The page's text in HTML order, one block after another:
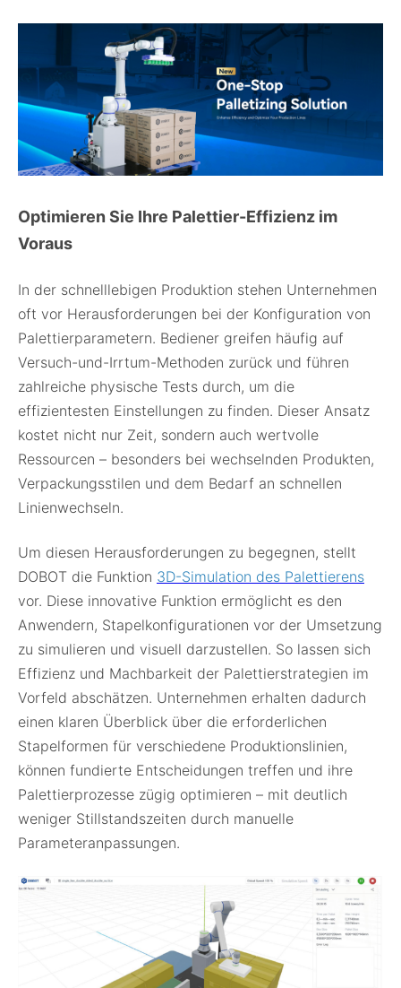
Optimieren Sie Ihre Palettier-Effizienz im
Voraus
In der schnelllebigen Produktion stehen Unternehmen
oft vor Herausforderungen bei der Konfiguration von
Palettierparametern. Bediener greifen häufig auf
Versuch-und-Irrtum-Methoden zurück und führen
zahlreiche physische Tests durch, um die
effizientesten Einstellungen zu finden. Dieser Ansatz
kostet nicht nur Zeit, sondern auch wertvolle
Ressourcen – besonders bei wechselnden Produkten,
Verpackungsstilen und dem Bedarf an schnellen
Linienwechseln.
Um diesen Herausforderungen zu begegnen, stellt
DOBOT die Funktion 3D-Simulation des Palettierens
vor. Diese innovative Funktion ermöglicht es den
Anwendern, Stapelkonfigurationen vor der Umsetzung
zu simulieren und visuell darzustellen. So lassen sich
Effizienz und Machbarkeit der Palettierstrategien im
Vorfeld abschätzen. Unternehmen erhalten dadurch
einen klaren Überblick über die erforderlichen
Stapelformen für verschiedene Produktionslinien,
können fundierte Entscheidungen treffen und ihre
Palettierprozesse zügig optimieren – mit deutlich
weniger Stillstandszeiten durch manuelle
Parameteranpassungen.